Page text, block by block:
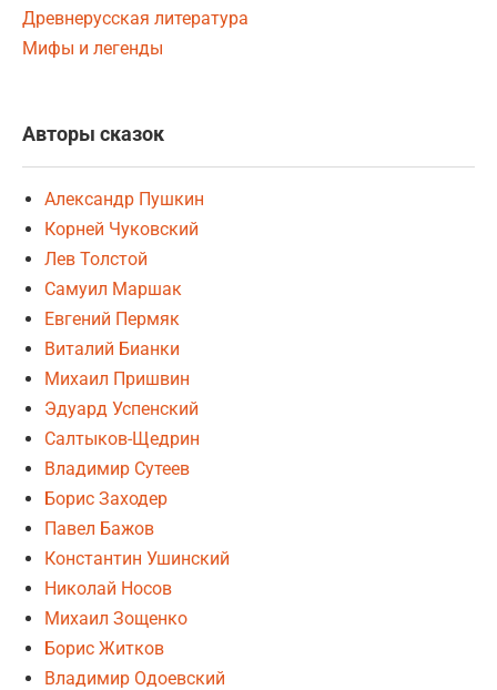
Древнерусская литература
Мифы и легенды
Авторы сказок
Александр Пушкин
Корней Чуковский
Лев Толстой
Самуил Маршак
Евгений Пермяк
Виталий Бианки
Михаил Пришвин
Эдуард Успенский
Салтыков-Щедрин
Владимир Сутеев
Борис Заходер
Павел Бажов
Константин Ушинский
Николай Носов
Михаил Зощенко
Борис Житков
Владимир Одоевский